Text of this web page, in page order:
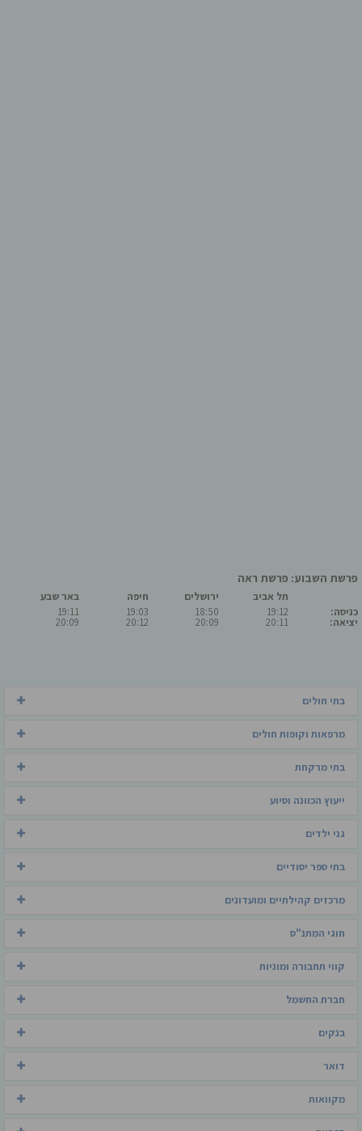
פרשת השבוע: פרשת ראה
כניסה:
יציאה:
תל אביב
19:12
20:11
ירושלים
18:50
20:09
חיפה
19:03
20:12
באר שבע
19:11
20:09
בתי חולים
מרפאות וקופות חולים
בתי מרקחת
ייעוץ הכוונה וסיוע
גני ילדים
בתי ספר יסודיים
מרכזים קהילתיים ומועדונים
חוגי המתנ"ס
קווי תחבורה ומוניות
חברת החשמל
בנקים
דואר
מקוואות